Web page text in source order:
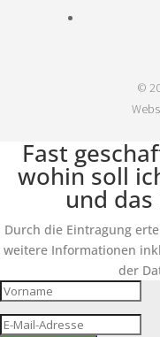
©
Fast
wohin soll
und das
Durch die Eintragung
weitere Informationen
der